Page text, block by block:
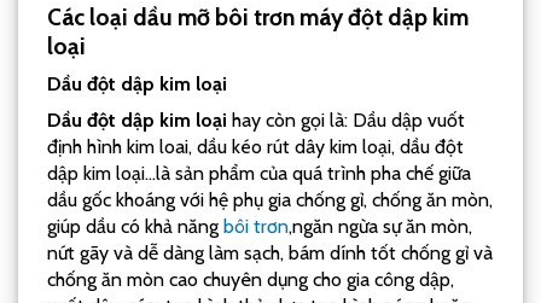
Các loại dầu mỡ bôi trơn máy đột dập kim
loại
Dầu đột dập kim loại
Dầu đột dập kim loại hay còn gọi là: Dầu dập vuốt
định hình kim loai, dầu kéo rút dây kim loại, dầu đột
dập kim loại…là sản phẩm của quá trình pha chế giữa
dầu gốc khoáng với hệ phụ gia chống gỉ, chống ăn mòn,
giúp dầu có khả năng bôi trơn,ngăn ngừa sự ăn mòn,
nứt gãy và dễ dàng làm sạch, bám dính tốt chống gỉ và
chống ăn mòn cao chuyên dụng cho gia công dập,